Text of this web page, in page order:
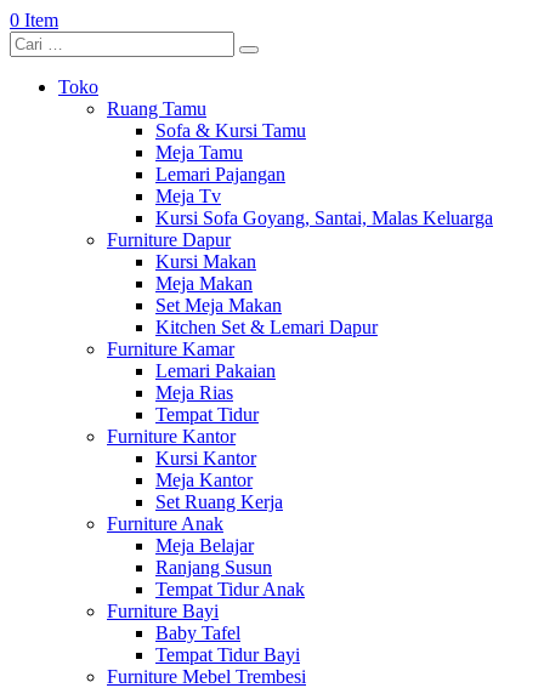
0 Item
Toko
Ruang Tamu
Sofa & Kursi Tamu
Meja Tamu
Lemari Pajangan
Meja Tv
Kursi Sofa Goyang, Santai, Malas Keluarga
Furniture Dapur
Kursi Makan
Meja Makan
Set Meja Makan
Kitchen Set & Lemari Dapur
Furniture Kamar
Lemari Pakaian
Meja Rias
Tempat Tidur
Furniture Kantor
Kursi Kantor
Meja Kantor
Set Ruang Kerja
Furniture Anak
Meja Belajar
Ranjang Susun
Tempat Tidur Anak
Furniture Bayi
Baby Tafel
Tempat Tidur Bayi
Furniture Mebel Trembesi